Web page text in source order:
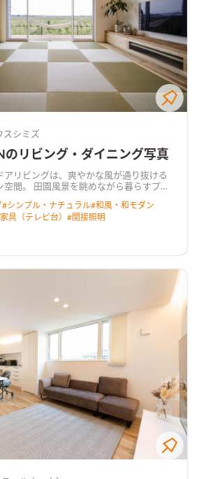
スシミズ
のリビング・ダイニング写真
アリビングは、爽やかな風が通り抜ける
間。 田園風景を眺めながら暮らすプラ
#シンプル・ナチュラル#和風・和モダン
具（テレビ台） #間接照明